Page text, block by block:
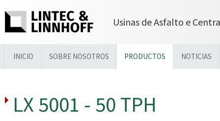
Usinas de Asfalto e
INICIO SOBRE NOSOTROS PRODUCTOS NOTICIAS
LX 5001 - 50 TPH